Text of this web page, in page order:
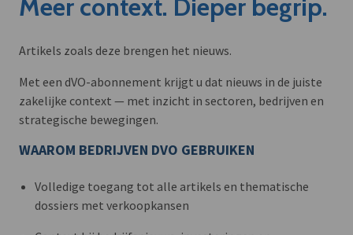
Meer context. Dieper begrip.
Artikels zoals deze brengen het nieuws.
Met een dVO-abonnement krijgt u dat nieuws in de juiste
zakelijke context — met inzicht in sectoren, bedrijven en
strategische bewegingen.
WAAROM BEDRIJVEN DVO GEBRUIKEN
Volledige toegang tot alle artikels en thematische
dossiers met verkoopkansen